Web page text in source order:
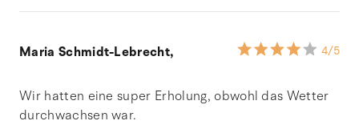
Maria Schmidt-Lebrecht, 4/5
Wir hatten eine super Erholung, obwohl das Wetter
durchwachsen war.